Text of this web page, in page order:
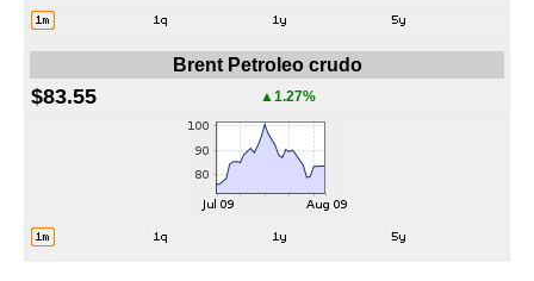
Brent Petroleo crudo
$83.55 ▲1.27%